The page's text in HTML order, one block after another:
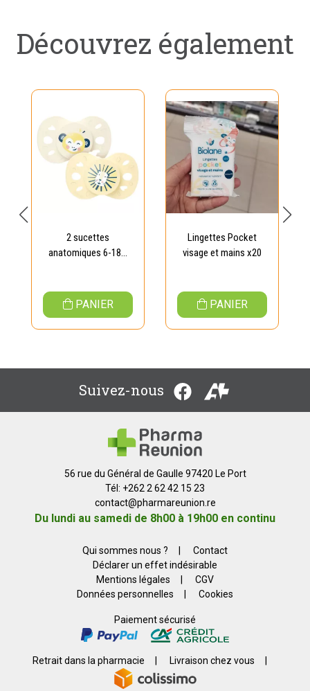
Découvrez également
2 sucettes
anatomiques 6-18...
PANIER
Lingettes Pocket
visage et mains x20
PANIER
Suivez-nous
56 rue du Général de Gaulle 97420 Le Port
Tél: +262 2 62 42 15 23
contact@pharmareunion.re
Du lundi au samedi de 8h00 à 19h00 en continu
Qui sommes nous ?
Contact
Déclarer un effet indésirable
Mentions légales
CGV
Données personnelles
Cookies
Paiement sécurisé
Retrait dans la pharmacie Livraison chez vous